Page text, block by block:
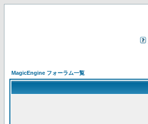
MagicEngine フォーラム一覧